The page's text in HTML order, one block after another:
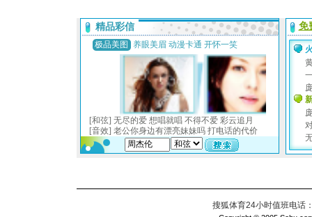
搜狐体育24小时值班电话